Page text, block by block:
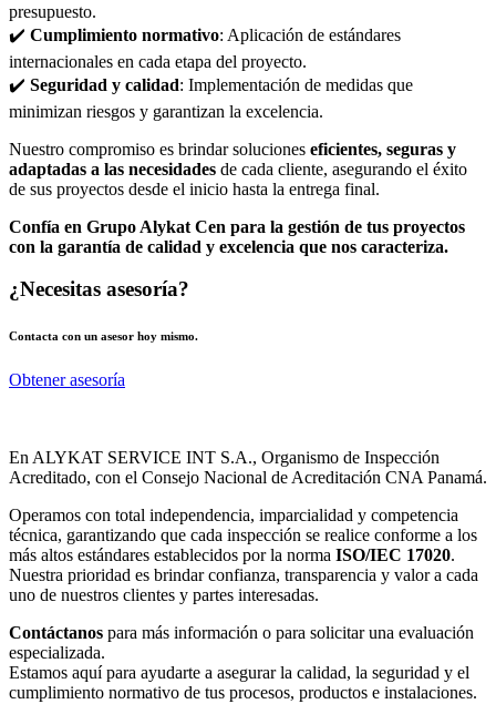
presupuesto.
✔️ Cumplimiento normativo: Aplicación de estándares
internacionales en cada etapa del proyecto.
✔️ Seguridad y calidad: Implementación de medidas que
minimizan riesgos y garantizan la excelencia.
Nuestro compromiso es brindar soluciones eficientes, seguras y
adaptadas a las necesidades de cada cliente, asegurando el éxito
de sus proyectos desde el inicio hasta la entrega final.
Confía en Grupo Alykat Cen para la gestión de tus proyectos
con la garantía de calidad y excelencia que nos caracteriza.
¿Necesitas asesoría?
Contacta con un asesor hoy mismo.
Obtener asesoría
En ALYKAT SERVICE INT S.A., Organismo de Inspección
Acreditado, con el Consejo Nacional de Acreditación CNA Panamá.
Operamos con total independencia, imparcialidad y competencia
técnica, garantizando que cada inspección se realice conforme a los
más altos estándares establecidos por la norma ISO/IEC 17020.
Nuestra prioridad es brindar confianza, transparencia y valor a cada
uno de nuestros clientes y partes interesadas.
Contáctanos para más información o para solicitar una evaluación
especializada.
Estamos aquí para ayudarte a asegurar la calidad, la seguridad y el
cumplimiento normativo de tus procesos, productos e instalaciones.